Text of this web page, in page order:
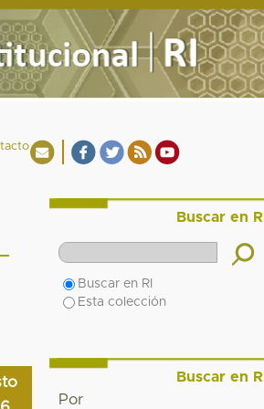
Buscar en RI
Buscar en RI
Esta colección
Buscar en RI
Por